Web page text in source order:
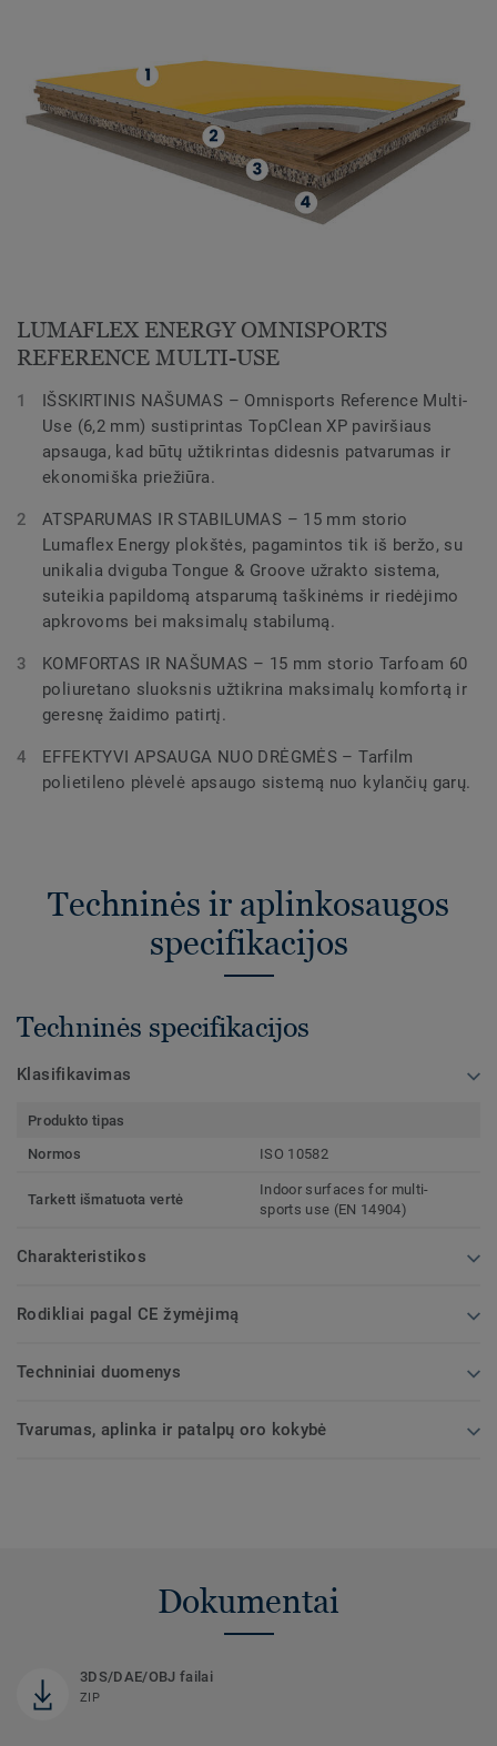
LUMAFLEX ENERGY OMNISPORTS
REFERENCE MULTI-USE
IŠSKIRTINIS NAŠUMAS – Omnisports Reference Multi-
Use (6,2 mm) sustiprintas TopClean XP paviršiaus
apsauga, kad būtų užtikrintas didesnis patvarumas ir
ekonomiška priežiūra.
ATSPARUMAS IR STABILUMAS – 15 mm storio
Lumaflex Energy plokštės, pagamintos tik iš beržo, su
unikalia dviguba Tongue & Groove užrakto sistema,
suteikia papildomą atsparumą taškinėms ir riedėjimo
apkrovoms bei maksimalų stabilumą.
KOMFORTAS IR NAŠUMAS – 15 mm storio Tarfoam 60
poliuretano sluoksnis užtikrina maksimalų komfortą ir
geresnę žaidimo patirtį.
EFFEKTYVI APSAUGA NUO DRĖGMĖS – Tarfilm
polietileno plėvelė apsaugo sistemą nuo kylančių garų.
Techninės ir aplinkosaugos
specifikacijos
Techninės specifikacijos
Klasifikavimas
Produkto tipas
Normos
ISO 10582
Tarkett išmatuota vertė
Indoor surfaces for multi-
sports use (EN 14904)
Charakteristikos
Rodikliai pagal CE žymėjimą
Techniniai duomenys
Tvarumas, aplinka ir patalpų oro kokybė
Dokumentai
3DS/DAE/OBJ failai
ZIP